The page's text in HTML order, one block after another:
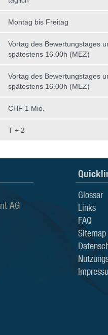
Montag bis Freitag
Vortag des Bewertungstages
spätestens 16.00h (MEZ)
Vortag des Bewertungstages
spätestens 16.00h (MEZ)
CHF 1 Mio.
T + 2
AG
Glossar
Links
FAQ
Sitemap